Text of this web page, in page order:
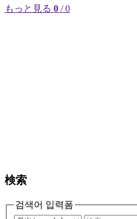
もっと見る 0 / 0
検索
검색어 입력폼